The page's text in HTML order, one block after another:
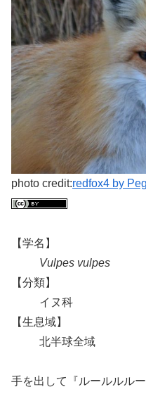
photo credit:redfox4 by
【学名】
Vulpes vulpes
【分類】
イヌ科
【生息域】
北半球全域
手を出して『ルールルル